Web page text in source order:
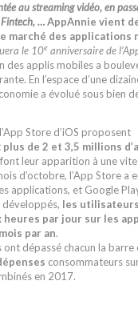
au streaming vidéo, en
…AppAnnie vient
marché des applications
le 10e anniversaire de
des applis mobiles a
En l’espace d’une
a évolué sous bien
Store d’iOS proposent
plus de 2 et 3,5 millions
leur apparition à une
d’octobre, l’App Store a
applications, et Google
développés, les
heures par jour sur les
par an.
ont dépassé chacun la barre
consommateurs
en 2017.